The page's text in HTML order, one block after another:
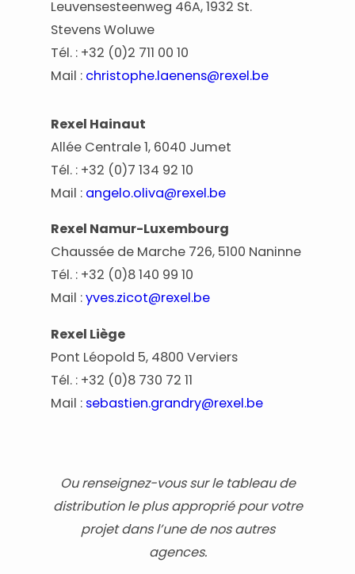
Leuvensesteenweg 46A, 1932 St.
Stevens Woluwe
Tél. : +32 (0)2 711 00 10
Mail : christophe.laenens@rexel.be
Rexel Hainaut
Allée Centrale 1, 6040 Jumet
Tél. : +32 (0)7 134 92 10
Mail : angelo.oliva@rexel.be
Rexel Namur-Luxembourg
Chaussée de Marche 726, 5100 Naninne
Tél. : +32 (0)8 140 99 10
Mail :yves.zicot@rexel.be
Rexel Liège
Pont Léopold 5, 4800 Verviers
Tél. : +32 (0)8 730 72 11
Mail : sebastien.grandry@rexel.be
Ou renseignez-vous sur le tableau de
distribution le plus approprié pour votre
projet dans l’une de nos autres
agences.